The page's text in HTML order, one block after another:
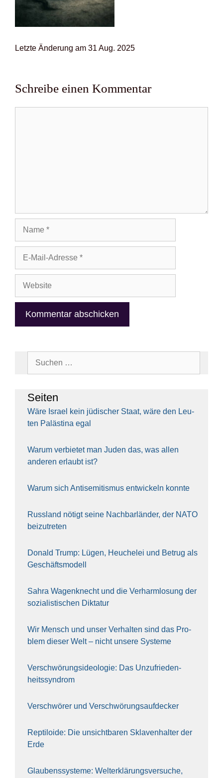
Letz­te Ände­rung am 31 Aug. 2025
Schreibe einen Kommentar
Adresse
Sei­ten
Wäre Isra­el kein jüdi­scher Staat, wäre den Leu­
ten Paläs­ti­na egal
War­um ver­bie­tet man Juden das, was allen
ande­ren erlaubt ist?
War­um sich Anti­se­mi­tis­mus ent­wi­ckeln konn­te
Russ­land nötigt sei­ne Nach­bar­län­der, der NATO
bei­zu­tre­ten
Donald Trump: Lügen, Heu­che­lei und Betrug als
Geschäfts­mo­dell
Sahra Wagen­knecht und die Ver­harm­lo­sung der
sozia­lis­ti­schen Dik­ta­tur
Wir Mensch und unser Ver­hal­ten sind das Pro­
blem die­ser Welt – nicht unse­re Sys‍te‍me
Ver­schwö­rungs­ideo­lo­gie: Das Unzufrieden­
heitssyndrom
Ver­schwö­rer und Verschwörungs­aufdecker
Rep­ti­lo­ide: Die unsicht­ba­ren Skla­ven­hal­ter der
Erde
Glau­bens­sys­te­me: Welt­erklä­rungs­ver­su­che,